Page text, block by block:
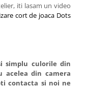
iti lasam un video
cort de joaca Dots
simplu culorile din
acelea din camera
contacta si noi ne